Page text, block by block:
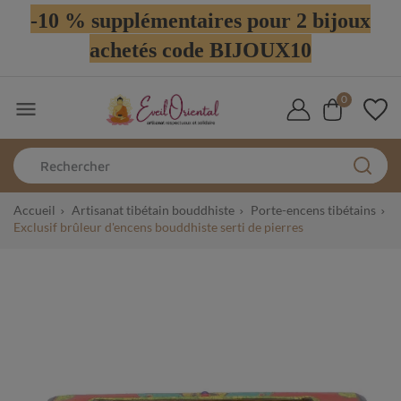
-10 % supplémentaires pour 2 bijoux
achetés code BIJOUX10
 0
Accueil Artisanat tibétain bouddhiste
Porte-encens tibétains
Exclusif brûleur d'encens bouddhiste serti de pierres